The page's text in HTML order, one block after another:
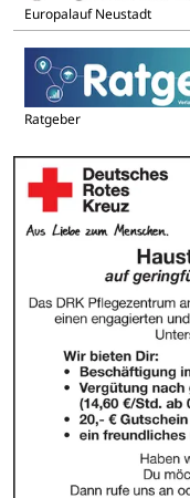
Europalauf Neustadt
Ratgeber